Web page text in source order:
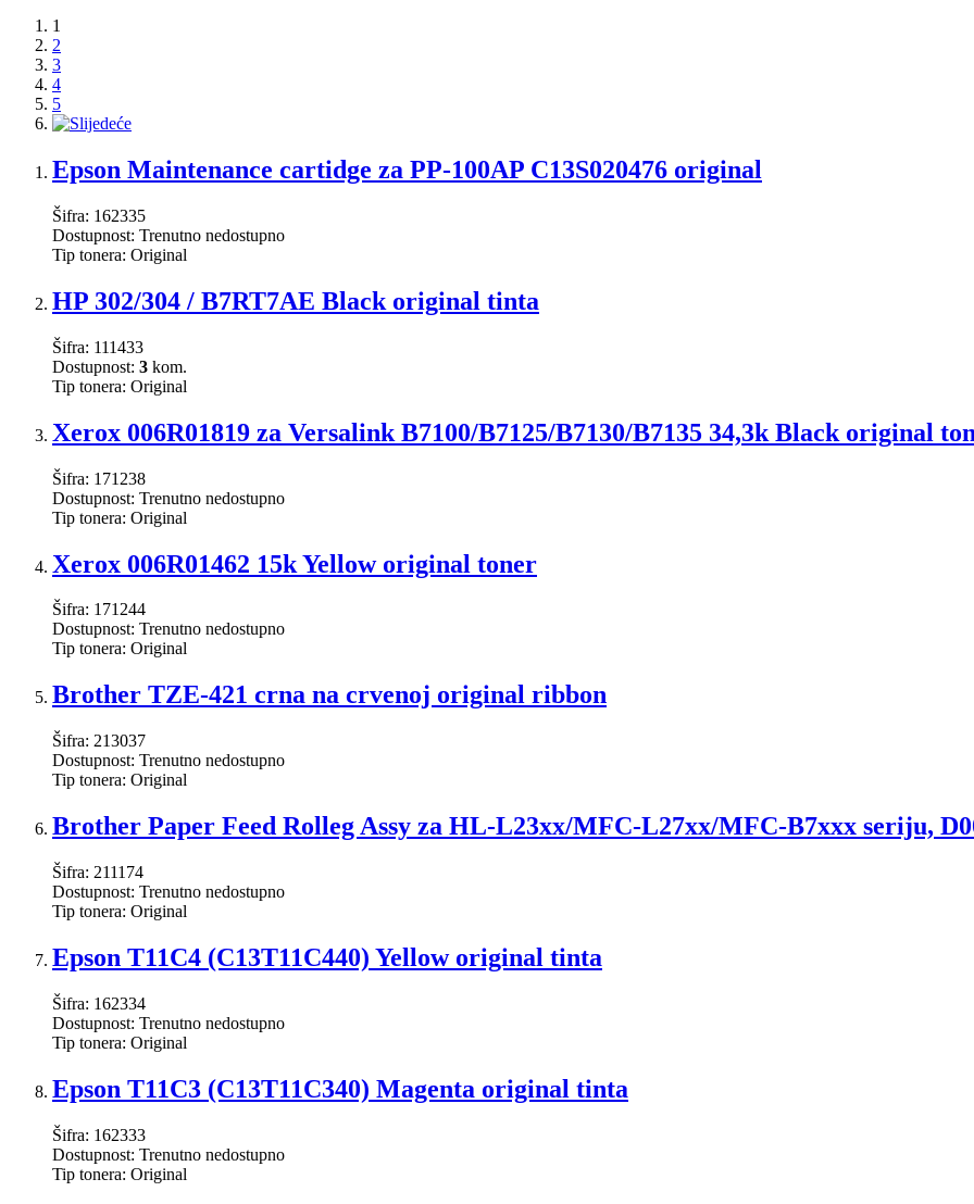
1
2
3
4
5
Epson Maintenance cartidge za PP-100AP C13S020476 original
Šifra: 162335
Dostupnost: Trenutno nedostupno
Tip tonera: Original
HP 302/304 / B7RT7AE Black original tinta
Šifra: 111433
Dostupnost: 3 kom.
Tip tonera: Original
Xerox 006R01819 za Versalink B7100/B7125/B7130/B7135 34,3k Black original
Šifra: 171238
Dostupnost: Trenutno nedostupno
Tip tonera: Original
Xerox 006R01462 15k Yellow original toner
Šifra: 171244
Dostupnost: Trenutno nedostupno
Tip tonera: Original
Brother TZE-421 crna na crvenoj original ribbon
Šifra: 213037
Dostupnost: Trenutno nedostupno
Tip tonera: Original
Brother Paper Feed Rolleg Assy za HL-L23xx/MFC-L27xx/MFC-B7xxx seriju,
Šifra: 211174
Dostupnost: Trenutno nedostupno
Tip tonera: Original
Epson T11C4 (C13T11C440) Yellow original tinta
Šifra: 162334
Dostupnost: Trenutno nedostupno
Tip tonera: Original
Epson T11C3 (C13T11C340) Magenta original tinta
Šifra: 162333
Dostupnost: Trenutno nedostupno
Tip tonera: Original